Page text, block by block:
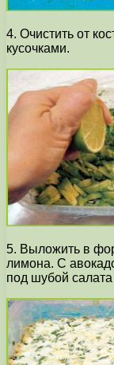
4. Очистить от
кусочками.
5. Выложить в
лимона. С
под шубой